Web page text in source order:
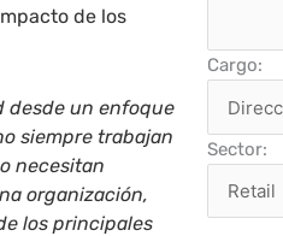
de los
desde un enfoque
siempre trabajan
necesitan
organización,
los principales
Cargo:
Sector: